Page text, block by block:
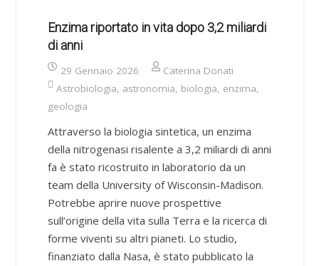
Enzima riportato in vita dopo 3,2 miliardi
di anni
29 Gennaio 2026
Caterina Donati
Astrobiologia astronomia biologia enzima
geologia
Attraverso la biologia sintetica, un enzima
della nitrogenasi risalente a 3,2 miliardi di anni
fa è stato ricostruito in laboratorio da un
team della University of Wisconsin-Madison.
Potrebbe aprire nuove prospettive
sull’origine della vita sulla Terra e la ricerca di
forme viventi su altri pianeti. Lo studio,
finanziato dalla Nasa, è stato pubblicato la